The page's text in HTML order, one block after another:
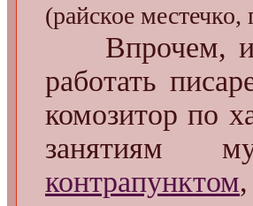
(райское
Впрочем, и
работать
комозитор по
занятиям
контрапунктом,